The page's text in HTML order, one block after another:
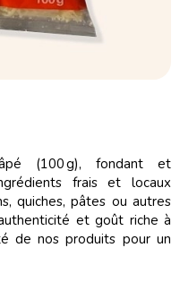
(100 g), fondant et
frais et locaux
quiches, pâtes ou autres
et goût riche à
de nos produits pour un